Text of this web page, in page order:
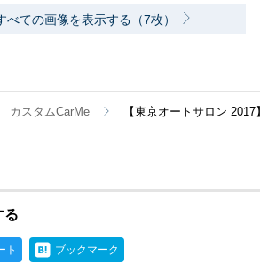
べての画像を表示する（7枚）
カスタムCarMe 【東京オートサロン
る
ト ブックマーク